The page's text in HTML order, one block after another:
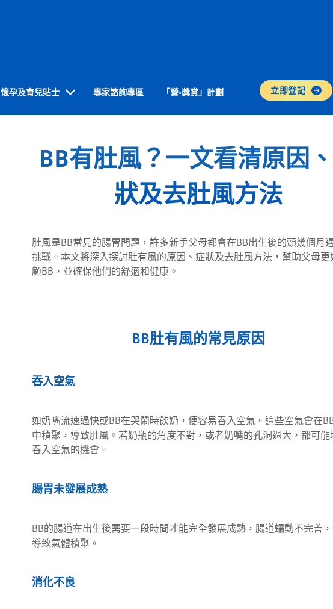
懷孕及育兒貼士 專家諮詢專區 「營•獎賞」計劃 立即登記
BB有肚風？一文看清原因
狀及去肚風方法
肚風是BB常見的腸胃問題，許多新手父母都會在BB出生後的頭幾個月
挑戰。本文將深入探討肚有風的原因、症狀及去肚風方法，幫助父母更
顧BB，並確保他們的舒適和健康。
BB肚有風的常見原因
吞入空氣
如奶嘴流速過快或BB在哭鬧時飲奶，便容易吞入空氣。這些空氣會在
中積聚，導致肚風。若奶瓶的角度不對，或者奶嘴的孔洞過大，都可能
吞入空氣的機會。
腸胃未發展成熟
BB的腸道在出生後需要一段時間才能完全發展成熟，腸道蠕動不完善
導致氣體積聚。
消化不良